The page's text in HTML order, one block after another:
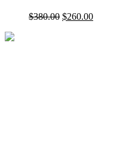
$380.00 $260.00